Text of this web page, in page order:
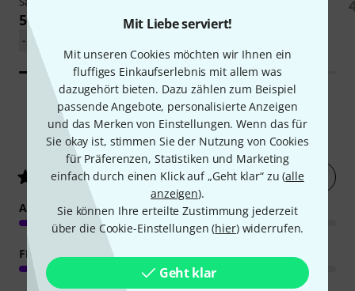
Mit Liebe serviert!
Mit unseren Cookies möchten wir Ihnen ein
fluffiges Einkaufserlebnis mit allem was
dazugehört bieten. Dazu zählen zum Beispiel
passende Angebote, personalisierte Anzeigen
und das Merken von Einstellungen. Wenn das für
Sie okay ist, stimmen Sie der Nutzung von Cookies
für Präferenzen, Statistiken und Marketing
einfach durch einen Klick auf „Geht klar“ zu (alle
anzeigen).
Sie können Ihre erteilte Zustimmung jederzeit
über die Cookie-Einstellungen (hier) widerrufen.
Geht klar
5.749 €
-24%
22,50 €
8Kundenbewertungen
4.6/ 5 Jetzt bewerten
ANSPRACHE
FEATURES